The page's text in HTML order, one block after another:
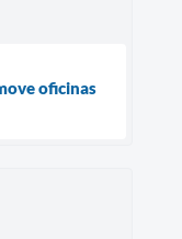
oficinas